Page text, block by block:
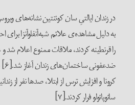
در زندان ایالتیِ سان کوئنتین نشانه‌های
به دلیل مشاهده‌ی علائم شبه‌آنفلوآنزا برای
را قرنطینه کردند، ملاقات ممنوع اعلام شد و
کرونا و افزایش ترس از ابتلا، صدها نفر از
سائوپائولو فرار کردند.[۷]